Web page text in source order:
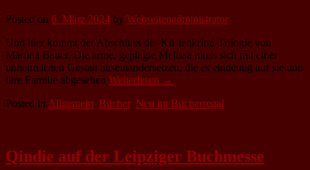
Posted on 6. März 2024 by Webseitenadministrator
Und hier kommt der Abschluss der Küstenkrimi-Trilogie von
Martina Bauer. Die arme, geplagte Melissa muss sich mit einer
unheimlichen Gestalt auseinandersetzen, die es eindeutig auf sie und
ihre Familie abgesehen Weiterlesen →
Posted in Allgemein, Bücher, Neu im Bücherregal
Qindie auf der Leipziger Buchmesse